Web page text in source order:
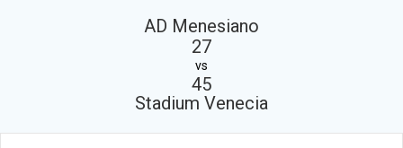
AD Menesiano
27
vs
45
Stadium Venecia